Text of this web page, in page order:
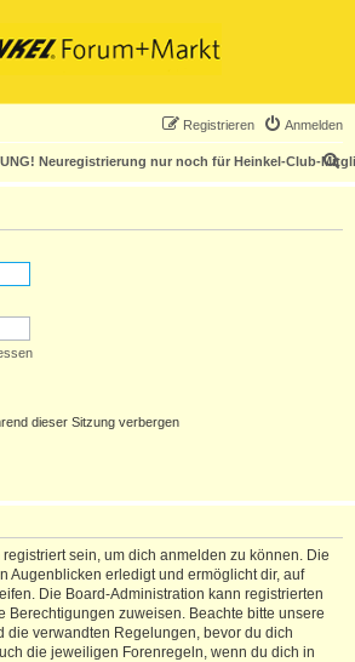
Anmelden
Registrieren
Neuregistrierung nur noch für Heinkel-Club-
S
u
dieser Sitzung verbergen
sein, um dich anmelden zu können. Die
Augenblicken erledigt und ermöglicht dir, auf
Die Board-Administration kann registrierten
Berechtigungen zuweisen. Beachte bitte unsere
die verwandten Regelungen, bevor du dich
die jeweiligen Forenregeln, wenn du dich in